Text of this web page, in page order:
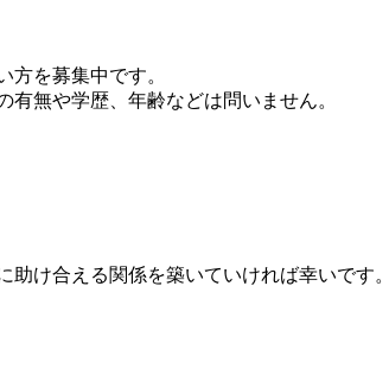
を募集中です。
無や学歴、年齢などは問いません。
け合える関係を築いていければ幸いです。